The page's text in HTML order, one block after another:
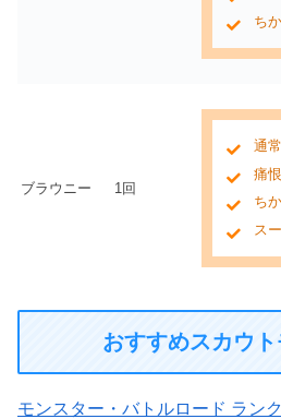
ち
ブラウニー 1回
通
痛
ち
ス
おすすめスカウ
モンスター・バトルロード ラン